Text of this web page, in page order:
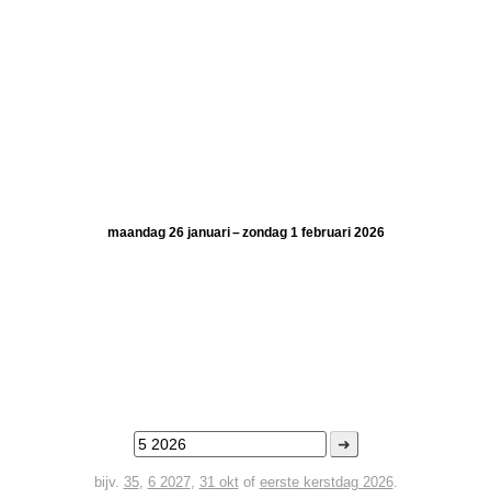
maandag 26 januari – zondag 1 februari 2026
➜
bijv. 35, 6 2027, 31 oktof eerste kerstdag 2026.